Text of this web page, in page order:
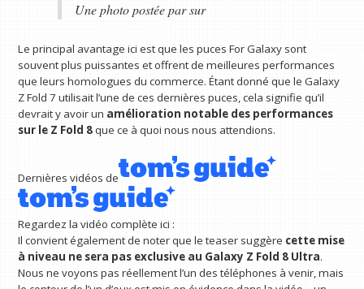
Une photo postée par sur
Le principal avantage ici est que les puces For Galaxy sont
souvent plus puissantes et offrent de meilleures performances
que leurs homologues du commerce. Étant donné que le Galaxy
Z Fold 7 utilisait l’une de ces dernières puces, cela signifie qu’il
devrait y avoir un amélioration notable des performances
sur le Z Fold 8que ce à quoi nous nous attendions.
Dernières vidéos de
Regardez la vidéo complète ici :
Il convient également de noter que le teaser suggère cette mise
à niveau ne sera pas exclusive au Galaxy Z Fold 8 Ultra.
Nous ne voyons pas réellement l’un des téléphones à venir, mais